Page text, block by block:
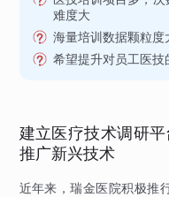
难度大
海量培训数据颗粒
希望提升对员工医技
建立医疗技术调研
推广新兴技术
近年来，瑞金医院积极推